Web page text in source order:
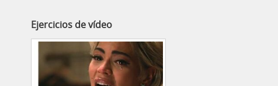
Ejercicios de vídeo